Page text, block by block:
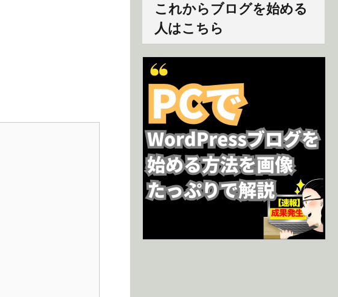
これからブログを始める
人はこちら